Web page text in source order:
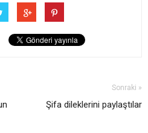
Sonraki »
Şifa dileklerini paylaştılar